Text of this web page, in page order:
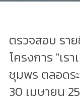
ตรวจสอบ รา
โครงการ "เร
ชุมพร ตลอดร
30 เมษายน